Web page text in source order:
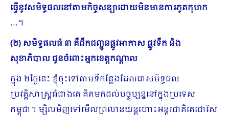
ធ្វើនូវសមិទ្ធផលនៅតាមកិច្ចសន្យាដោយមិនមានការភូតកុហក
…។
(២) សមិទ្ធផលធំ ៣ គឺដឹកជញ្ជូនផ្លូវអាកាស ផ្លូវទឹក និង
សុខាភិបាល ជូនចំពោះអ្នកខេត្តកណ្តាល
ក្នុង ២ថ្ងៃនេះ ខ្ញុំចុះទៅតាមទីកន្លែងដែលជាសមិទ្ធផល
ប្រវត្តិសាស្ត្រធំជាងគេ គិតមកដល់បច្ចុប្បន្ននៅក្នុងប្រ​ទេស
កម្ពុជា។ ម្សិលមិញទៅមើលព្រលានយន្តហោះអន្តរជាតិតេជោសែ